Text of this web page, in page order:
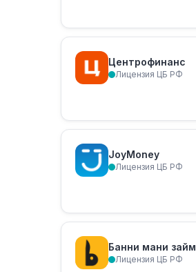
Центрофинанс
Лицензия ЦБ РФ
JoyMoney
Лицензия ЦБ РФ
Банни мани займ
Лицензия ЦБ РФ